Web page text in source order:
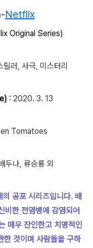
Netflix
Original Series)
러, 사극, 미스터리
: 2020. 3. 13
Tomatoes
두나, 류승룡 외
공포 시리즈입니다. 배
비한 전염병에 감염되어
매우 잔인한고 치명적인
한 것이며 사람들을 구하